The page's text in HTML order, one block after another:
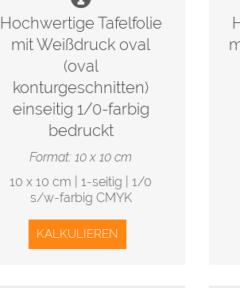
Hochwertige Tafelfolie
mit Weißdruck oval
(oval
konturgeschnitten)
einseitig 1/0-farbig
bedruckt
Format: 10 x 10 cm
10 x 10 cm | 1-seitig | 1/0
s/w-farbig CMYK
KALKULIEREN